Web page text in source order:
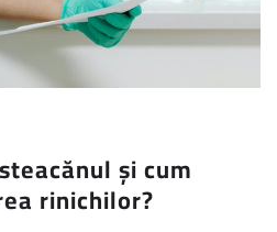
și cum
rinichilor?